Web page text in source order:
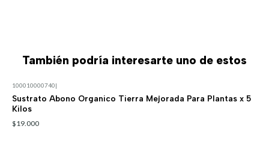
También podría interesarte uno de estos
100010000740|
Sustrato Abono Organico Tierra Mejorada Para Plantas x 5
Kilos
$19.000